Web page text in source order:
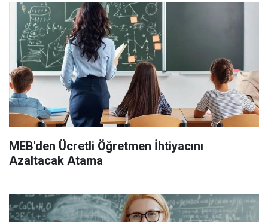
MEB'den Ücretli Öğretmen İhtiyacını
Azaltacak Atama